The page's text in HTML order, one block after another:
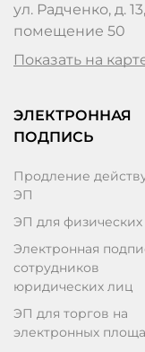
ул. Радченко, д.
помещение 50
Показать на
ЭЛЕКТРОННАЯ
ПОДПИСЬ
Продление
ЭП
ЭП для
Электронная
сотрудников
юридических лиц
ЭП для торгов на
электронных